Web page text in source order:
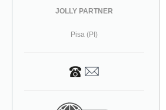
JOLLY PARTNER
Pisa (PI)